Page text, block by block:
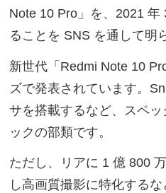
Note 10 Pro」を、2021 年
ることを SNS を通して明
新世代「Redmi Note 10
ズで発表されています。
サを搭載するなど、スペ
ックの部類です。
ただし、リアに 1 億 800
し高画質撮影に特化する